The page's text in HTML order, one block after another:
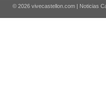
© 2026 vivecastellon.com | Noticias